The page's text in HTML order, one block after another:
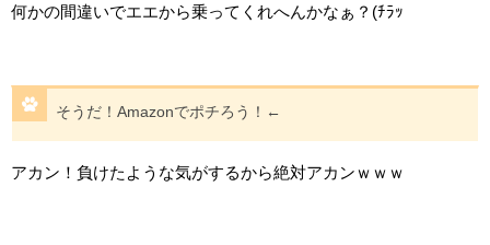
何かの間違いでエエから乗ってくれへんかなぁ？(ﾁﾗｯ
そうだ！Amazonでポチろう！←
アカン！負けたような気がするから絶対アカンｗｗｗ